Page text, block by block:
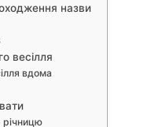
назви
весілля
вдома
річницю